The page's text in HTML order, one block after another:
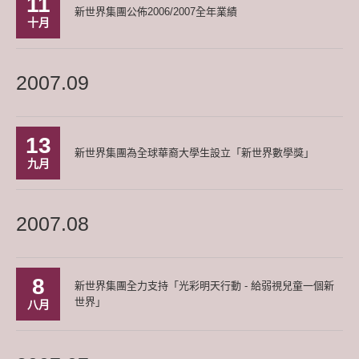
十月
新世界集團公佈2006/2007全年業績
2007.09
13
九月
新世界集團為全球華裔大學生設立「新世界數學獎」
2007.08
8
八月
新世界集團全力支持「光彩明天行動 - 給弱視兒童一個新
世界」